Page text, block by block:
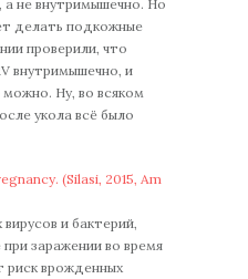
не внутримышечно. Но
делать подкожные
проверили, что
внутримышечно, и
Ну, во всяком
укола всё было
(Silasi, 2015, Am
и бактерий,
заражении во время
врожденных